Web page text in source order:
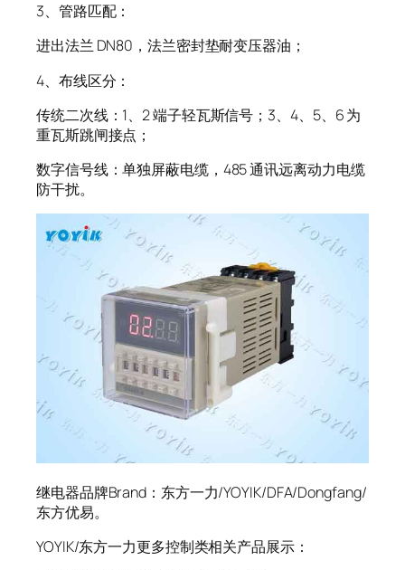
3、管路匹配：
进出法兰 DN80，法兰密封垫耐变压器油；
4、布线区分：
传统二次线：1、2 端子轻瓦斯信号；3、4、5、6 为
重瓦斯跳闸接点；
数字信号线：单独屏蔽电缆，485 通讯远离动力电缆
防干扰。
继电器品牌Brand：东方一力/YOYIK/DFA/Dongfang/
东方优易。
YOYIK/东方一力更多控制类相关产品展示：